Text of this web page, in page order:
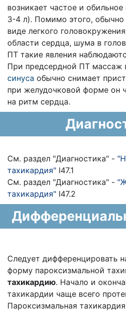
возникает частое и
3-4 л). Помимо этого, обычно
виде легкого
области сердца, шума в
ПТ такие явления
При предсердной ПТ массаж
синуса обычно снимает
при желудочковой форме он
на ритм сердца.
См. раздел "Диагностика" -
тахикардия" I47.1
См. раздел "Диагностика" -
тахикардия" I47.2
Следует дифференцировать
форму пароксизмальной
тахикардию. Начало и
тахикардии чаще всего
Пароксизмальная